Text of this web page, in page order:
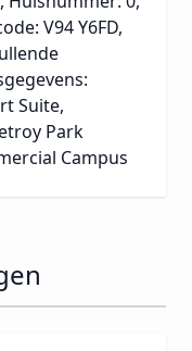
V94 Y6FD,
Suite,
Park
Campus